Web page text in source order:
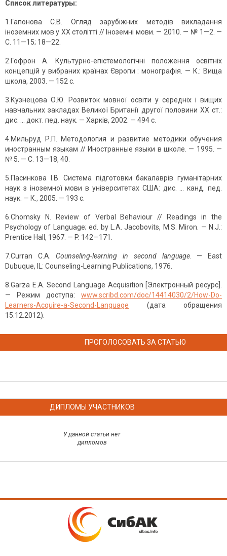
Список литературы:
1.Гапонова С.В. Огляд зарубіжних методів викладання
іноземних мов у ХХ столітті // Іноземні мови. — 2010. — № 1—2. —
С. 11—15; 18—22.
2.Гофрон А. Культурно-епістемологічні положення освітніх
концепцій у вибраних країнах Європи : монографія. — К.: Вища
школа, 2003. — 152 с.
3.Кузнецова О.Ю. Розвиток мовної освіти у середніх і вищих
навчальних закладах Великої Британії другої половини ХХ ст.:
дис. … докт. пед. наук. — Харків, 2002. — 494 с.
4.Мильруд Р.П. Методология и развитие методики обучения
иностранным языкам // Иностранные языки в школе. — 1995. —
№ 5. — С. 13—18, 40.
5.Пасинкова І.В. Система підготовки бакалаврів гуманітарних
наук з іноземної мови в університетах США: дис. … канд. пед.
наук. — К., 2005. — 193 с.
6.Chomsky N. Review of Verbal Behaviour // Readings in the
Psychology of Language; ed. by L.A. Jacobovits, M.S. Miron. — N.J.:
Prentice Hall, 1967. — P. 142—171.
7.Curran C.A. Counseling-learning in second language. — East
Dubuque, IL: Counseling-Learning Publications, 1976.
8.Garza E.A. Second Language Acquisition [Электронный ресурс].
— Режим доступа: www.scribd.com/doc/14414030/2/How-Do-
Learners-Acquire-a-Second-Language (дата обращения
15.12.2012).
ПРОГОЛОСОВАТЬ ЗА СТАТЬЮ
ДИПЛОМЫ УЧАСТНИКОВ
У данной статьи нет
дипломов